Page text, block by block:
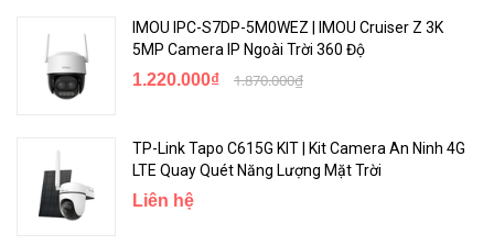
IMOU IPC-S7DP-5M0WEZ | IMOU Cruiser Z 3K
5MP Camera IP Ngoài Trời 360 Độ
1.220.000₫ 1.870.000₫
TP-Link Tapo C615G KIT | Kit Camera An Ninh 4G
LTE Quay Quét Năng Lượng Mặt Trời
Liên hệ